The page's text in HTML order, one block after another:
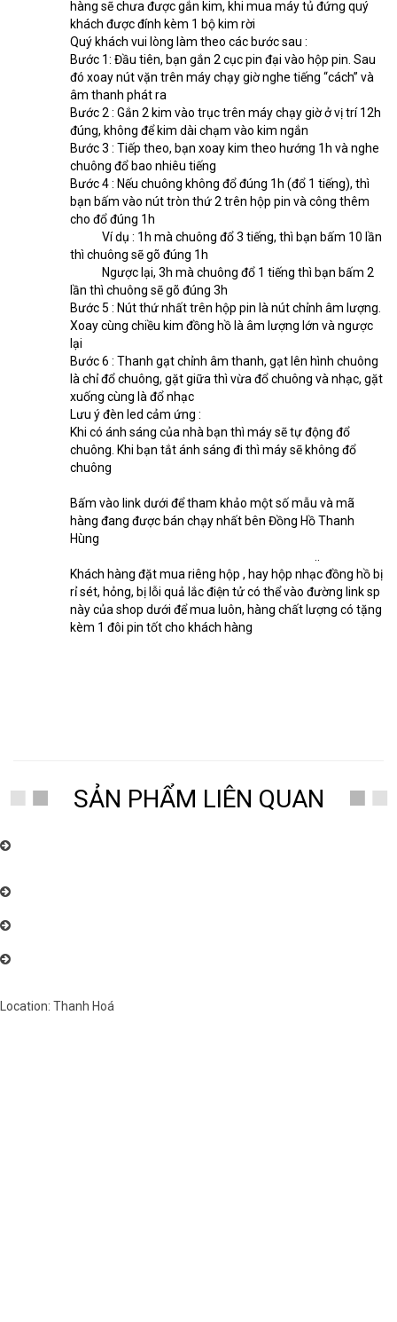
hàng sẽ chưa được gắn kim, khi mua máy tủ đứng quý
khách được đính kèm 1 bộ kim rời
Quý khách vui lòng làm theo các bước sau :
Bước 1: Đầu tiên, bạn gắn 2 cục pin đại vào hộp pin. Sau
đó xoay nút vặn trên máy chạy giờ nghe tiếng “cách” và
âm thanh phát ra
Bước 2 : Gắn 2 kim vào trục trên máy chạy giờ ở vị trí 12h
đúng, không để kim dài chạm vào kim ngắn
Bước 3 : Tiếp theo, bạn xoay kim theo hướng 1h và nghe
chuông đổ bao nhiêu tiếng
Bước 4 : Nếu chuông không đổ đúng 1h (đổ 1 tiếng), thì
bạn bấm vào nút tròn thứ 2 trên hộp pin và công thêm
cho đổ đúng 1h
            Ví dụ : 1h mà chuông đổ 3 tiếng, thì bạn bấm 10 lần
thì chuông sẽ gõ đúng 1h
            Ngược lại, 3h mà chuông đổ 1 tiếng thì bạn bấm 2
lần thì chuông sẽ gõ đúng 3h
Bước 5 : Nút thứ nhất trên hộp pin là nút chỉnh âm lượng.
Xoay cùng chiều kim đồng hồ là âm lượng lớn và ngược
lại
Bước 6 : Thanh gạt chỉnh âm thanh, gạt lên hình chuông
là chỉ đổ chuông, gặt giữa thì vừa đổ chuông và nhạc, gặt
xuống cùng là đổ nhạc
Lưu ý đèn led cảm ứng :
Khi có ánh sáng của nhà bạn thì máy sẽ tự động đổ
chuông. Khi bạn tắt ánh sáng đi thì máy sẽ không đổ
chuông
Bấm vào link dưới để tham khảo một số mẫu và mã
hàng đang được bán chạy nhất bên Đồng Hồ Thanh
Hùng
Khách hàng đặt mua riêng hộp , hay hộp nhạc đồng hồ bị
rỉ sét, hỏng, bị lỗi quả lắc điện tử có thể vào đường link sp
này của shop dưới để mua luôn, hàng chất lượng có tặng
kèm 1 đôi pin tốt cho khách hàng
SẢN PHẨM LIÊN QUAN
Location: Thanh Hoá